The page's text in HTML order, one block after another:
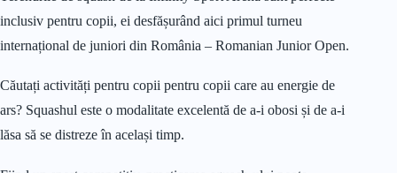
inclusiv pentru copii, ei desfășurând aici primul turneu
internațional de juniori din România – Romanian Junior Open.
Căutați activități pentru copii pentru copii care au energie de
ars? Squashul este o modalitate excelentă de a-i obosi și de a-i
lăsa să se distreze în același timp.